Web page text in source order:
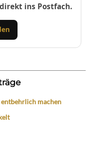
ins Postfach.
entbehrlich machen